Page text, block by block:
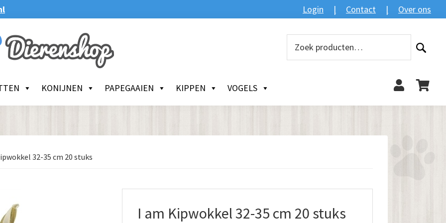
Login Contact Over ons
KONIJNEN PAPEGAAIEN KIPPEN VOGELS
Zoeken
32-35 cm 20 stuks
I am Kipwokkel 32-35 cm 20 stuks